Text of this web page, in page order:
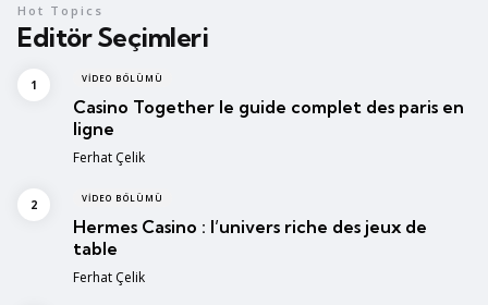
Editör Seçimleri
Hot Topics
VIDEO BÖLÜMÜ
Casino Together le guide complet des paris en
ligne
Posted
Ferhat Çelik
VIDEO BÖLÜMÜ
Hermes Casino : l’univers riche des jeux de
table
Posted
Ferhat Çelik